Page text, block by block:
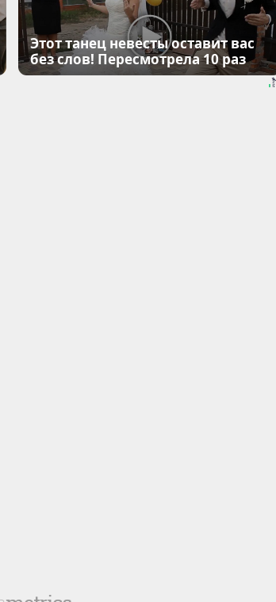
Этот танец невесты оставит вас
без слов! Пересмотрела 10 раз